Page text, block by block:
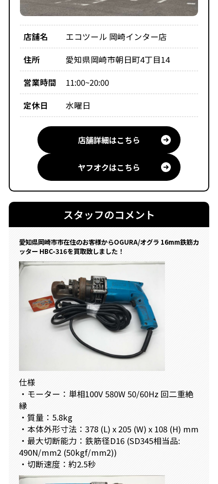
店舗名
エコツール 岡崎インター店
住所
愛知県岡崎市朝日町4丁目14
営業時間
11:00~20:00
定休日
水曜日
店舗詳細はこちら
ヤフオクはこちら
スタッフのコメント
愛知県岡崎市市在住のお客様からOGURA/オグラ 16mm鉄筋カ
ッター HBC-316を買取致しました！
仕様
・モーター：単相100V 580W 50/60Hz 回二重絶
縁
・質量：5.8kg
・本体外形寸法：378 (L) x 205 (W) x 108 (H) mm
・最大切断能力：鉄筋径D16 (SD345相当品:
490N/mm2 (50kgf/mm2))
・切断速度：約2.5秒